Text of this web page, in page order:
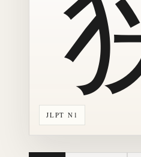
JLPT N1